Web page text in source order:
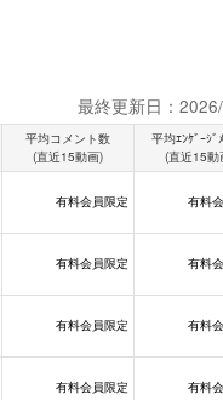
最終更新日：
平均コメント数
(直近15動画)
平均ｴﾝｹﾞｰｼﾞ
(直近15動
有料会員限定 有料
有料会員限定 有料
有料会員限定 有料
有料会員限定 有料